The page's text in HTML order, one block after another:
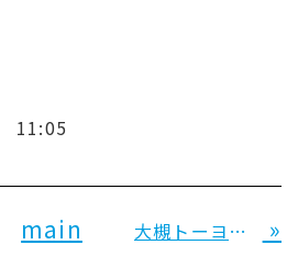
11:05
main 大槻トーヨー住器 株式会社 様 »